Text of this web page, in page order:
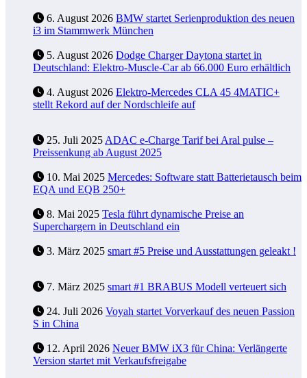
6. August 2026 BMW startet Serienproduktion des neuen
i3 im Stammwerk München
5. August 2026 Dodge Charger Daytona startet in
Deutschland: Elektro-Muscle-Car ab 66.000 Euro erhältlich
4. August 2026 Elektro-Mercedes CLA 45 4MATIC+
stellt Rekord auf der Nordschleife auf
25. Juli 2025 ADAC e-Charge Tarif bei Aral pulse –
Preissenkung ab August 2025
10. Mai 2025 Mercedes: Software statt Batterietausch beim
EQA und EQB 250+
8. Mai 2025 Tesla führt dynamische Preise an
Superchargern in Deutschland ein
3. März 2025 smart #5 Preise und Ausstattungen geleakt !
7. März 2025 smart #1 BRABUS Modell verteuert sich
24. Juli 2026 Voyah startet Vorverkauf des neuen Passion
S in China
12. April 2026 Neuer BMW iX3 für China: Verlängerte
Version startet mit Verkaufsfreigabe